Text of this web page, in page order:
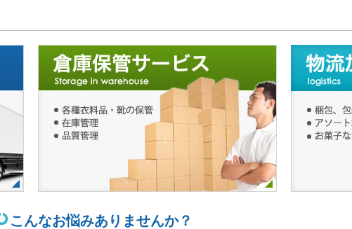
こんなお悩みありませんか？